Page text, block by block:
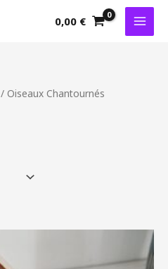
0,00 €
/ Oiseaux Chantournés